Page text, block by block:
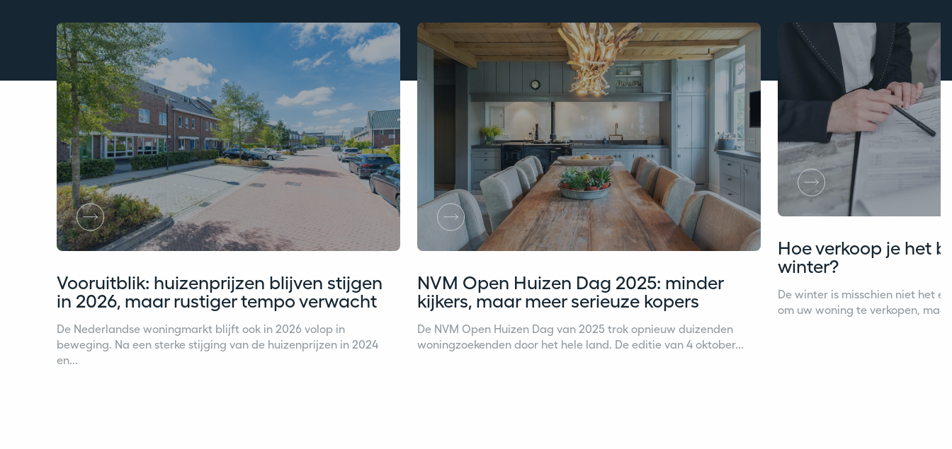
Vooruitblik: huizenprijzen blijven stijgen
in 2026, maar rustiger tempo verwacht
De Nederlandse woningmarkt blijft ook in 2026 volop in
beweging. Na een sterke stijging van de huizenprijzen in 2024
en...
NVM Open Huizen Dag 2025: minder
kijkers, maar meer serieuze kopers
De NVM Open Huizen Dag van 2025 trok opnieuw duizenden
woningzoekenden door het hele land. De editie van 4 oktober...
Hoe verkoop je het
winter?
De winter is misschien niet het
om uw woning te verkopen,